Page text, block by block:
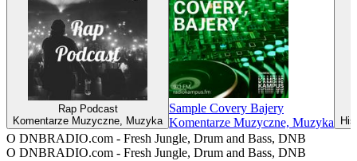
Rap Podcast
Komentarze Muzyczne, Muzyka
Sample Covery Bajery
Komentarze Muzyczne, Muzyka
O DNBRADIO.com - Fresh Jungle, Drum and Bass, DNB
O DNBRADIO.com - Fresh Jungle, Drum and Bass, DNB